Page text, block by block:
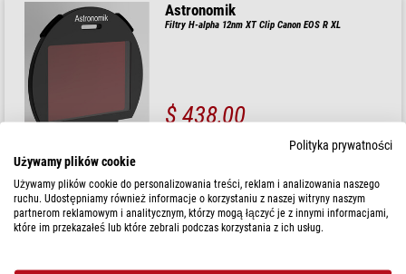
Astronomik
Filtry H-alpha 12nm XT Clip Canon EOS R XL
$ 438,00
gotowe do wysyłki w1-2 tygodni
Astronomik
Filtry H-alpha 12nm XT Clip Sony alpha 7
Polityka prywatności
Używamy plików cookie
Używamy plików cookie do personalizowania treści, reklam i analizowania naszego
ruchu. Udostępniamy również informacje o korzystaniu z naszej witryny naszym
partnerom reklamowym i analitycznym, którzy mogą łączyć je z innymi informacjami,
które im przekazałeś lub które zebrali podczas korzystania z ich usług.